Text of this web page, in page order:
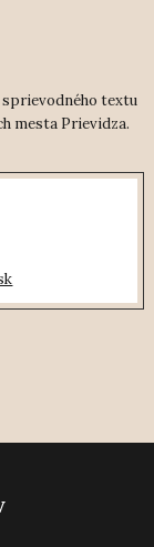
textu
mesta Prievidza.